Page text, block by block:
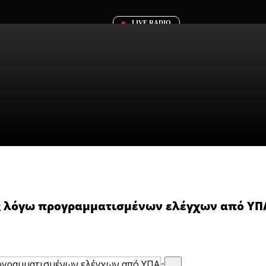
LIVE RADIO
λόγω προγραμματισμένων ελέγχων από
-